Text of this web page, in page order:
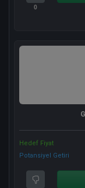
0
Hedef Fiyat
Potansiyel Getiri